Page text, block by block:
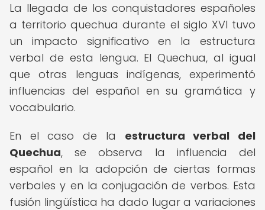
La llegada de los conquistadores españoles
a territorio quechua durante el siglo XVI tuvo
un impacto significativo en la estructura
verbal de esta lengua. El Quechua, al igual
que otras lenguas indígenas, experimentó
influencias del español en su gramática y
vocabulario.
En el caso de la estructura verbal del
Quechua, se observa la influencia del
español en la adopción de ciertas formas
verbales y en la conjugación de verbos. Esta
fusión lingüística ha dado lugar a variaciones